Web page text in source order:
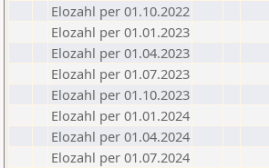
Elozahl per 01.10.2022
Elozahl per 01.01.2023
Elozahl per 01.04.2023
Elozahl per 01.07.2023
Elozahl per 01.10.2023
Elozahl per 01.01.2024
Elozahl per 01.04.2024
Elozahl per 01.07.2024